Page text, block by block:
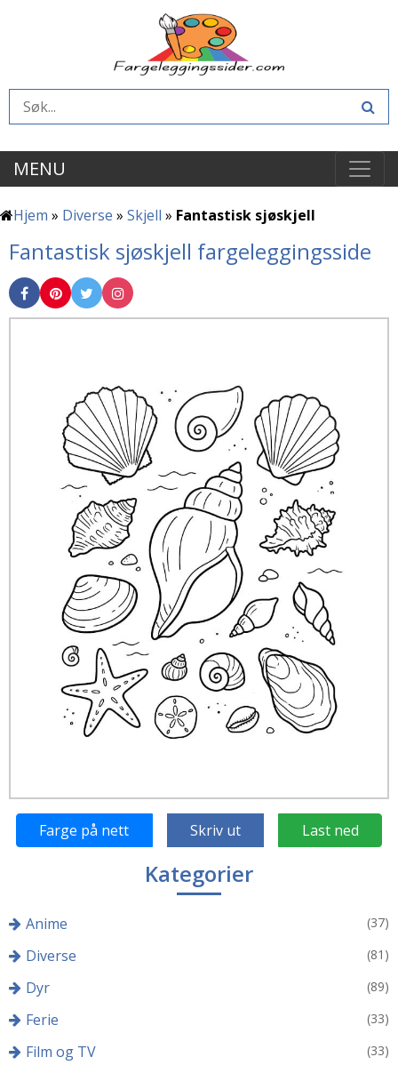
MENU
Hjem » Diverse » Skjell » Fantastisk sjøskjell
Fantastisk sjøskjell fargeleggingsside
Farge på nett Skriv ut Last ned
Kategorier
Anime (37)
Diverse (81)
Dyr (89)
Ferie (33)
Film og TV (33)